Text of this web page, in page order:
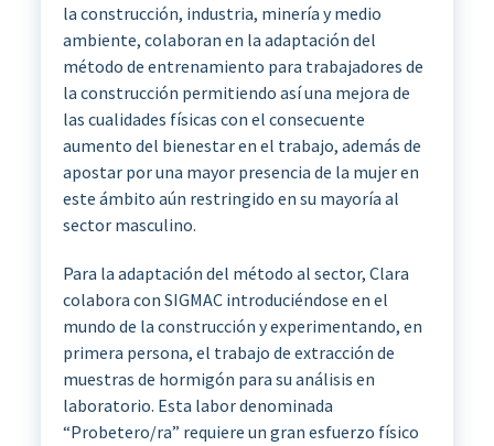
la construcción, industria, minería y medio
ambiente, colaboran en la adaptación del
método de entrenamiento para trabajadores de
la construcción permitiendo así una mejora de
las cualidades físicas con el consecuente
aumento del bienestar en el trabajo, además de
apostar por una mayor presencia de la mujer en
este ámbito aún restringido en su mayoría al
sector masculino.
Para la adaptación del método al sector, Clara
colabora con SIGMAC introduciéndose en el
mundo de la construcción y experimentando, en
primera persona, el trabajo de extracción de
muestras de hormigón para su análisis en
laboratorio. Esta labor denominada
“Probetero/ra” requiere un gran esfuerzo físico